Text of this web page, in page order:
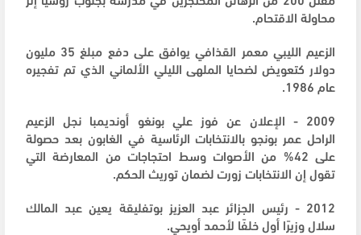
محاولة الاقتحام.
الزعيم الليبي معمر القذافي يوافق على دفع مبلغ 35 مليون
دولار كتعويض لضحايا الملهى الليلي الألماني الذي تم تفجيره
عام 1986.
2009 - الإعلان عن فوز علي بونغو أونديمبا نجل الزعيم
الراحل عمر بونجو بالانتخابات الرئاسية في الغابون بعد حصولة
على 42% من الأصوات وسط احتجاجات من المعارضة التي
تقول إن الانتخابات زورت لضمان توريث الحكم.
2012 - رئيس الجزائر عبد العزيز بوتفليقة يعين عبد المالك
سلال وزيرًا أول خلفًا لأحمد أويحي.